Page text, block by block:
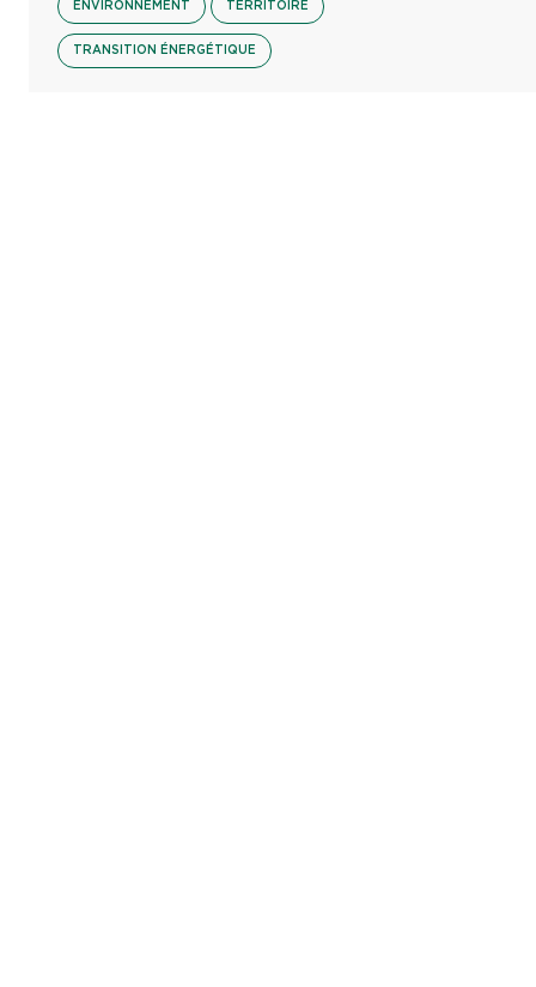
ENVIRONNEMENT TERRITOIRE
TRANSITION ÉNERGÉTIQUE